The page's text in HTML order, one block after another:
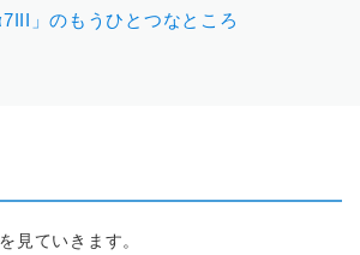
」のもうひとつなところ
を見ていきます。